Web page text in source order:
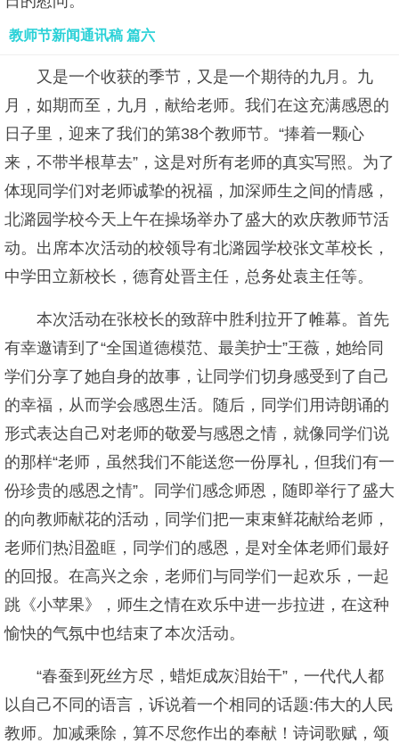
教师节新闻通讯稿 篇六
又是一个收获的季节，又是一个期待的九月。九
月，如期而至，九月，献给老师。我们在这充满感恩的
日子里，迎来了我们的第38个教师节。“捧着一颗心
来，不带半根草去”，这是对所有老师的真实写照。为了
体现同学们对老师诚挚的祝福，加深师生之间的情感，
北潞园学校今天上午在操场举办了盛大的欢庆教师节活
动。出席本次活动的校领导有北潞园学校张文革校长，
中学田立新校长，德育处晋主任，总务处袁主任等。
本次活动在张校长的致辞中胜利拉开了帷幕。首先
有幸邀请到了“全国道德模范、最美护士”王薇，她给同
学们分享了她自身的故事，让同学们切身感受到了自己
的幸福，从而学会感恩生活。随后，同学们用诗朗诵的
形式表达自己对老师的敬爱与感恩之情，就像同学们说
的那样“老师，虽然我们不能送您一份厚礼，但我们有一
份珍贵的感恩之情”。同学们感念师恩，随即举行了盛大
的向教师献花的活动，同学们把一束束鲜花献给老师，
老师们热泪盈眶，同学们的感恩，是对全体老师们最好
的回报。在高兴之余，老师们与同学们一起欢乐，一起
跳《小苹果》，师生之情在欢乐中进一步拉进，在这种
愉快的气氛中也结束了本次活动。
“春蚕到死丝方尽，蜡炬成灰泪始干”，一代代人都
以自己不同的语言，诉说着一个相同的话题:伟大的人民
教师。加减乘除，算不尽您作出的奉献！诗词歌赋，颂